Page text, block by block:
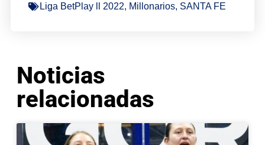
Liga BetPlay ll 2022, Millonarios, SANTA FE
Noticias
relacionadas